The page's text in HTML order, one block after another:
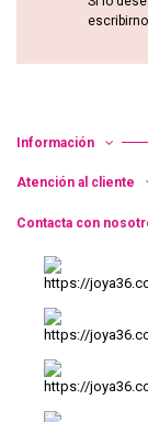
Información
Atención al cliente
Contacta con